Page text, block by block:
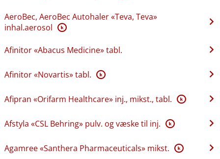
AeroBec, AeroBec Autohaler «Teva, Teva»
inhal.aerosol K
Afinitor «Abacus Medicine» tabl.
Afinitor «Novartis» tabl. K
Afipran «Orifarm Healthcare» inj., mikst., tabl. K
Afstyla «CSL Behring» pulv. og væske til inj. K
Agamree «Santhera Pharmaceuticals» mikst. K